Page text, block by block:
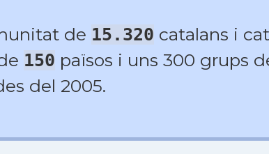
de 15.320 catalans i
150 països i uns 300 grups
del 2005.